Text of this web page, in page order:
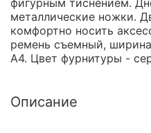
металлические ножки.
комфортно носить
ремень съемный,
А4. Цвет фурнитуры -
Описание